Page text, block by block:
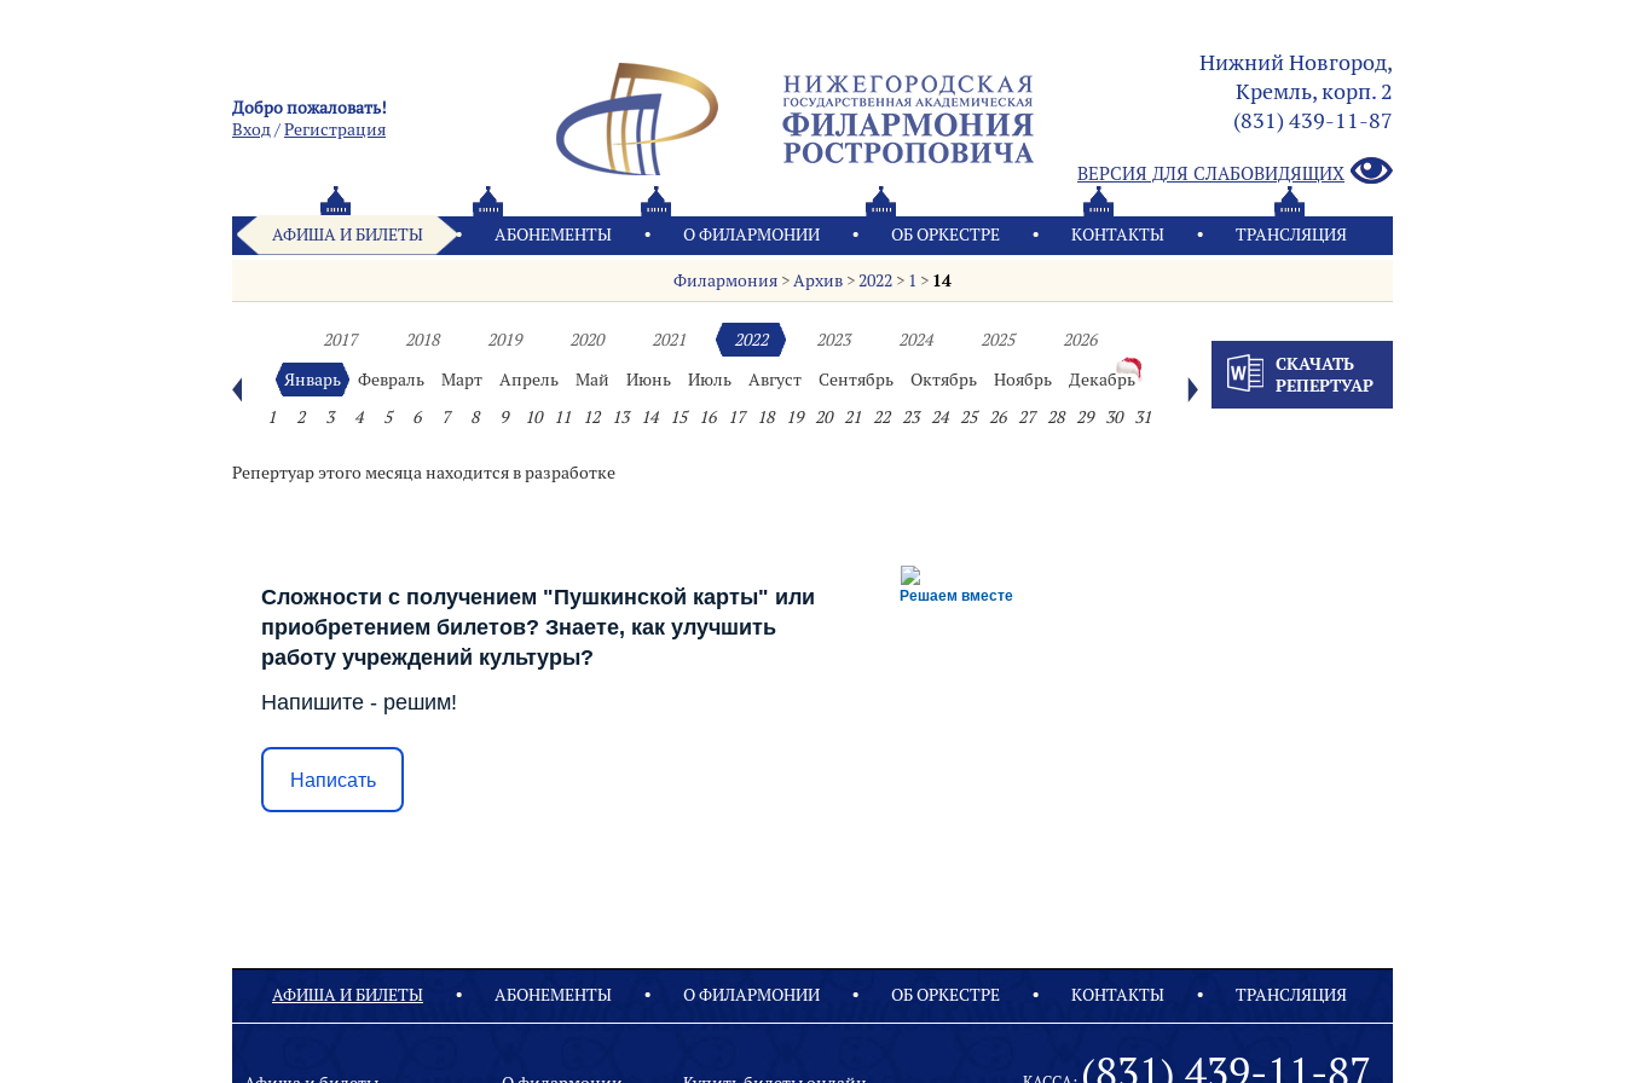
Добро пожаловать!
Вход/Pегистрация
Нижний Новгород,
Кремль, корп. 2
(831) 439-11-87
ВЕРСИЯ ДЛЯ СЛАБОВИДЯЩИХ
АФИША И БИЛЕТЫ АБОНЕМЕНТЫ О ФИЛАРМОНИИ OБ ОРКЕСТРЕ КОНТАКТЫ ТРАНСЛЯЦИЯ
Филармония >Архив >2022 > 1 > 14
2017 2018 2019 2020 2021 2022 2023 2024 2025
2026
Январь
Февраль Март Апрель Май Июнь Июль Август Сентябрь Октябрь Ноябрь
Декабрь
1
2 3 4 5 6 7 8 9 10 11 12 13 14 15 16 17 18 19 20 21 22 23 24 25 26 27 28 29 30 31
СКАЧАТЬ
РЕПЕРТУАР
Репертуар этого месяца находится в разработке
Решаем вместе
Сложности с получением "Пушкинской карты" или
приобретением билетов? Знаете, как улучшить
работу учреждений культуры?
Напишите - решим!
Написать
АФИША И БИЛЕТЫ АБОНЕМЕНТЫ О ФИЛАРМОНИИ OБ ОРКЕСТРЕ КОНТАКТЫ ТРАНСЛЯЦИЯ